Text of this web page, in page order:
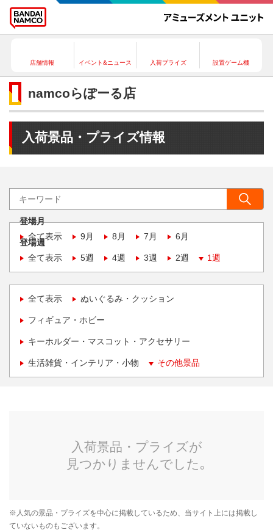
店舗情報 イベント&ニュース 入荷プライズ 設置ゲーム機
namcoらぽーる店
入荷景品・プライズ情報
登場月
全て表示
9月 8月 7月 6月
登場週
全て表示
5週 4週 3週 2週 1週
全て表示 ぬいぐるみ・クッション
フィギュア・ホビー
キーホルダー・マスコット・アクセサリー
生活雑貨・インテリア・小物 その他景品